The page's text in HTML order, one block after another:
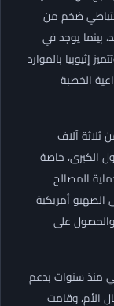
احتياطي ضخم من
بينما يوجد في
إثيوبيا بالموارد
الخصبة
ثلاثة آلاف
الكبرى، خاصة
المصالح
الصهيو أمريكية
والحصول على
منذ سنوات بدعم
الأم، وقامت